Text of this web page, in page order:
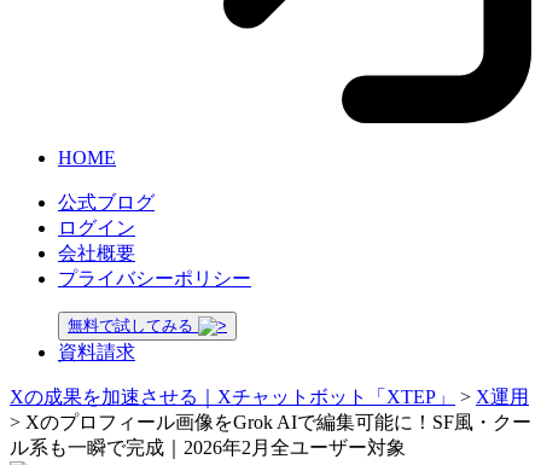
HOME
公式ブログ
ログイン
会社概要
プライバシーポリシー
無料で試してみる
資料請求
Xの成果を加速させる｜Xチャットボット「XTEP」 > X運用
> Xのプロフィール画像をGrok AIで編集可能に！SF風・クー
ル系も一瞬で完成｜2026年2月全ユーザー対象